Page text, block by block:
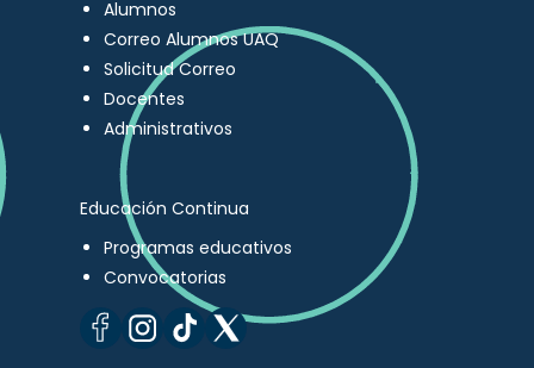
Alumnos
Correo Alumnos UAQ
Solicitud Correo
Docentes
Administrativos
Educación Continua
Programas educativos
Convocatorias